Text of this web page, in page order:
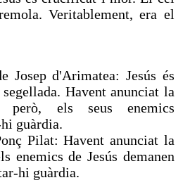
Veritablement, era el
Josep d'Arimatea: Jesús és
Havent anunciat la
però, els seus enemics
guàrdia.
Pilat: Havent anunciat la
enemics de Jesús demanen
hi guàrdia.